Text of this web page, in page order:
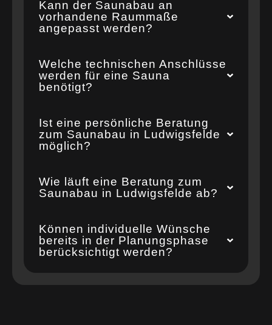
Kann der Saunabau an
vorhandene Raummaße
angepasst werden?
Welche technischen Anschlüsse
werden für eine Sauna
benötigt?
Ist eine persönliche Beratung
zum Saunabau in Ludwigsfelde
möglich?
Wie läuft eine Beratung zum
Saunabau in Ludwigsfelde ab?
Können individuelle Wünsche
bereits in der Planungsphase
berücksichtigt werden?